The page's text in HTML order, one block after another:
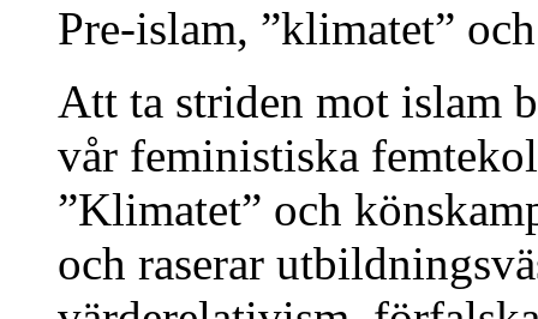
Pre-islam, ”klimatet”
Att ta striden mot islam
vår feministiska
”Klimatet” och
och raserar